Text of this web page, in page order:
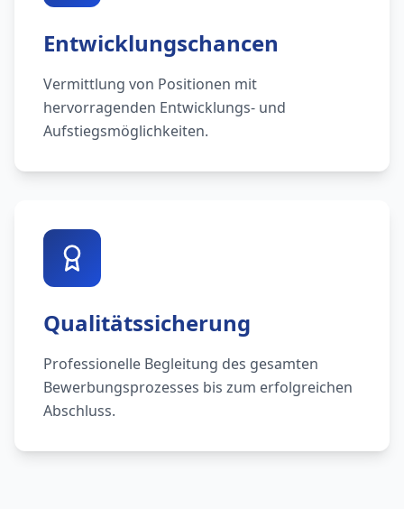
Entwicklungschancen
Vermittlung von Positionen mit
hervorragenden Entwicklungs- und
Aufstiegsmöglichkeiten.
Qualitätssicherung
Professionelle Begleitung des gesamten
Bewerbungsprozesses bis zum erfolgreichen
Abschluss.